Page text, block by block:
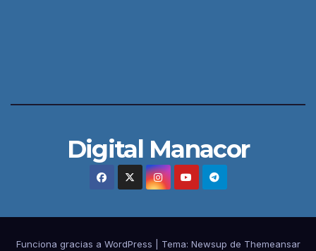
Digital Manacor
Funciona gracias a WordPress Tema: Newsup de Themeansar